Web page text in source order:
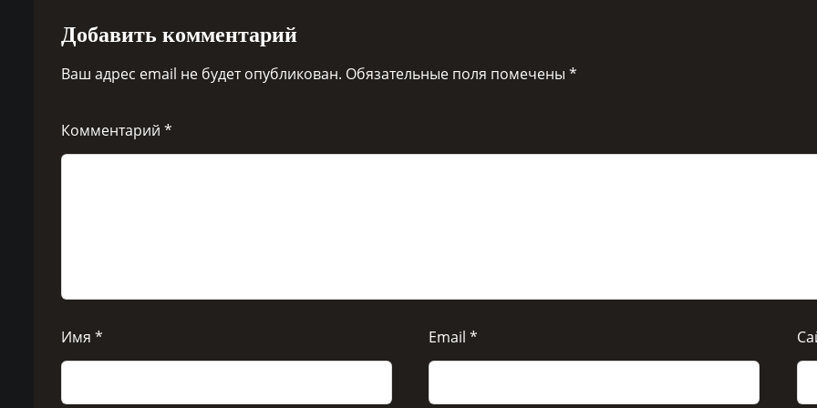
Добавить комментарий
Ваш адрес email не будет опубликован. Обязательные поля помечены *
Комментарий *
Имя * Email*